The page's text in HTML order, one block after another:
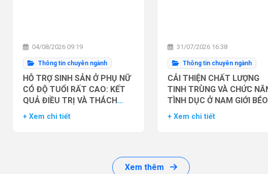
04/08/2026 09:19
Thông tin chuyên ngành
HỖ TRỢ SINH SẢN Ở PHỤ NỮ
CÓ ĐỘ TUỔI RẤT CAO: KẾT
QUẢ ĐIỀU TRỊ VÀ THÁCH
THỨC LÂM SÀNG
+ Xem chi tiết
31/07/2026 16:38
Thông tin chuyên ngành
CẢI THIỆN CHẤT LƯỢNG
TINH TRÙNG VÀ CHỨC
TÌNH DỤC Ở NAM GIỚI BÉO
PHÌ BẰNG THUỐC ĐỒNG
+ Xem chi tiết
Xem thêm